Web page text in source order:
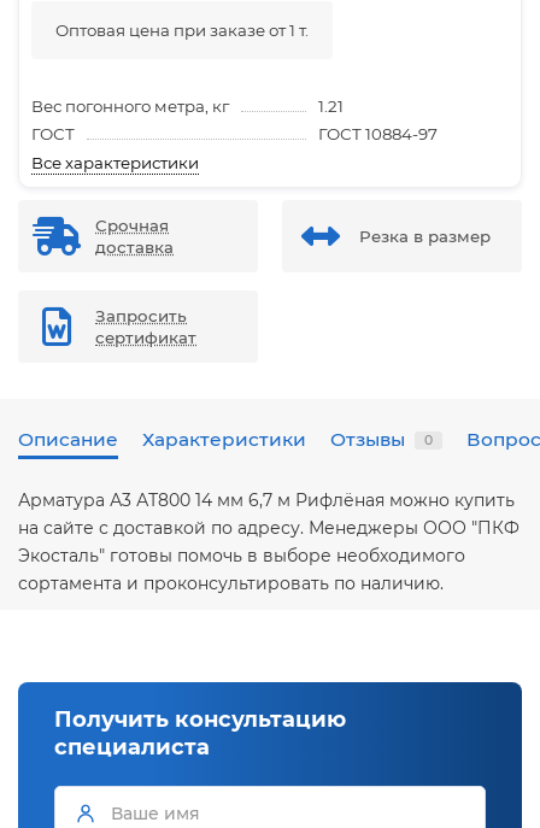
Оптовая цена при заказе от 1 т.
Вес погонного метра, кг
1.21
ГОСТ
ГОСТ 10884-97
Все характеристики
Срочная
доставка
Резка в размер
Запросить
сертификат
Описание Характеристики Отзывы 0
Арматура А3 АТ800 14 мм 6,7 м Рифлёная можно купить
на сайте с доставкой по адресу. Менеджеры ООО "ПКФ
Экосталь" готовы помочь в выборе необходимого
сортамента и проконсультировать по наличию.
Получить консультацию
специалиста